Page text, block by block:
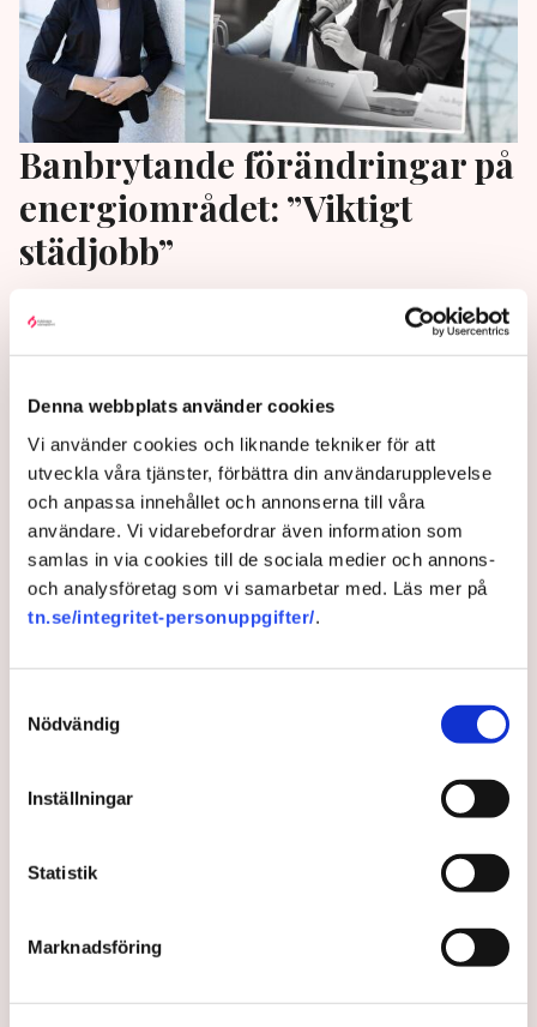
Denna webbplats använder cookies
Vi använder cookies och liknande tekniker för att
utveckla våra tjänster, förbättra din användarupplevelse
och anpassa innehållet och annonserna till våra
användare. Vi vidarebefordrar även information som
samlas in via cookies till de sociala medier och annons-
och analysföretag som vi samarbetar med. Läs mer på
tn.se/integritet-personuppgifter/.
Nödvändig
Inställningar
Statistik
Marknadsföring
Banbrytande förändringar på
energiområdet: ”Viktigt
städjobb”
Regeringens direktiv till länsstyrelserna börjar ge
energiministerns främsta rådgivare Maja Lundbäck.
”Arbetet har varit helt avgörande”, säger hon till TN.
1 month ago | Av: Pontus Nyman
Därför öppnar tyska
försäljningen för ny
kärnkraft i Sverige – ”Legat
som en våt filt”
Den tyska staten uppges ha börjat sälja tillbaka